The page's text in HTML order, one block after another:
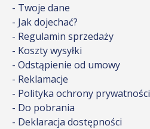
- Twoje dane
- Jak dojechać?
- Regulamin sprzedaży
- Koszty wysyłki
- Odstąpienie od umowy
- Reklamacje
- Polityka ochrony prywatności
- Do pobrania
- Deklaracja dostępności